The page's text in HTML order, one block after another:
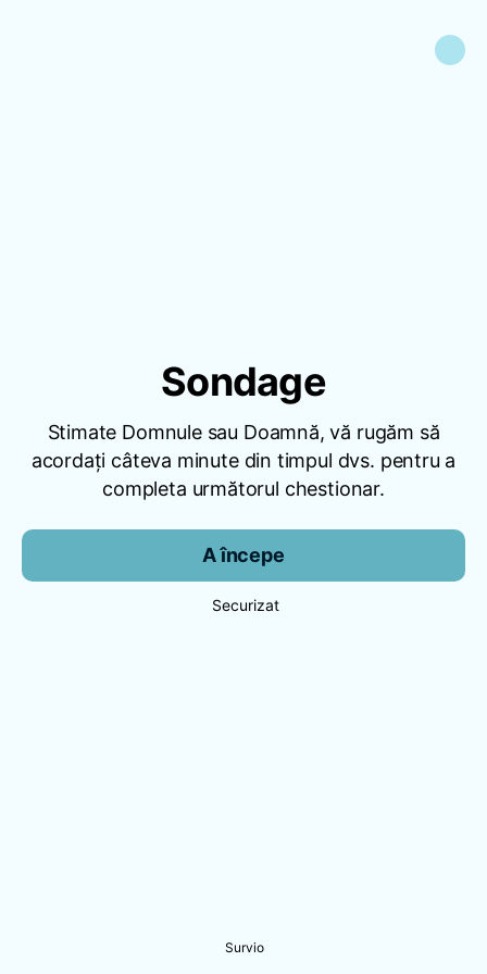
Sondage
Stimate Domnule sau Doamnă, vă rugăm să
acordați câteva minute din timpul dvs. pentru a
completa următorul chestionar.
A începe
Securizat
Survio